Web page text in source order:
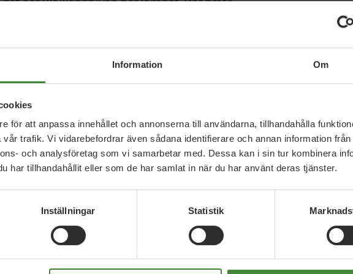
Information Om
för att anpassa innehållet och annonserna till användarna, tillhandahålla
trafik. Vi vidarebefordrar även sådana identifierare och annan information från
och analysföretag som vi samarbetar med. Dessa kan i sin tur kombinera
har tillhandahållit eller som de har samlat in när du har använt deras tjänster.
Inställningar Statistik
behövs fortsatt sanering under de
miljoner.
mycket tillbaka från de naturresurser som
bemärkelse. Dels genom irreparabla skador
genom att allmänna medel tas i anspråk för att
hand aldrig borde ha tillåtits. Detta fortsätter
och energiproduktion om de bedöms
försvarbara ska stanna i
mer resilient och livskraftig landsbygd.